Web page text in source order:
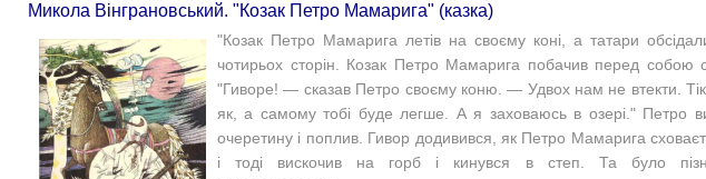
Микола Вінграновський. "Козак Петро Мамарига" (казка)
"Козак Петро Мамарига летів на своєму коні, а татари
чотирьох сторін. Козак Петро Мамарига побачив перед собою
"Гиворе! — сказав Петро своєму коню. — Удвох нам не втекти.
як, а самому тобі буде легше. А я заховаюсь в озері." Петро
очеретину і поплив. Гивор додивився, як Петро Мамарига
і тоді вискочив на горб і кинувся в степ. Та було